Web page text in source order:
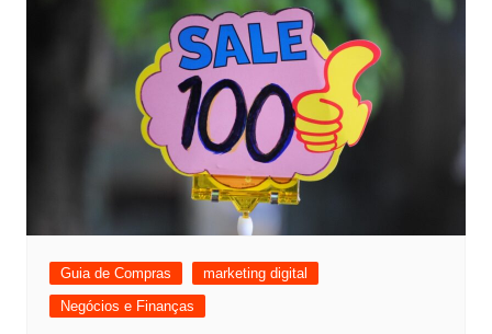
Guia de Compras
marketing digital
Negócios e Finanças